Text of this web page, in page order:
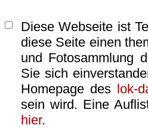
Diese Webseite ist
diese Seite einen
und Fotosammlung
Sie sich
Homepage des lok-
sein wird. Eine
hier.